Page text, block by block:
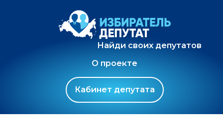
Найди своих депутатов
О проекте
Кабинет депутата